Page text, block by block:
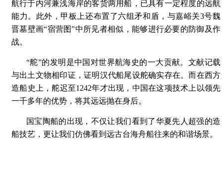
航行于内河兼浅海岸的客货两用船，已具有一定程度的远航
能力。此外，甲板上还布置了六组矛和盾，与嘉峪关3号魏
晋墓壁画“宿营图”中所见者相似，能够进行必要的防御及作
战。
“舵”的发明是中国对世界航海史的一大贡献。文献记载
与出土文物相印证，证明汉代船尾设舵确实存在。而在西方
造船史上，舵迟至1242年才出现，中国在这项技术上以领先
一千多年的优势，将其远远抛在身后。
国宝陶船的出现，不仅让我们看到了华夏先人超强的造
船技艺，更让我们仿佛看到远古台海舟船往来的和谐场景。